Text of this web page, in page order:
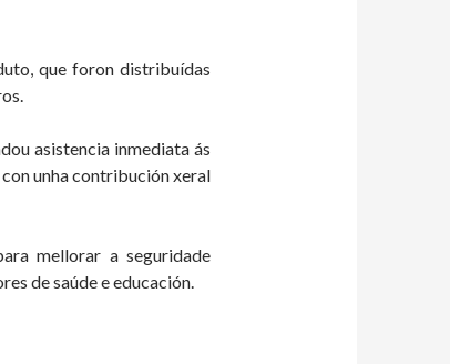
que foron distribuídas
asistencia inmediata ás
unha contribución xeral
mellorar a seguridade
de saúde e educación.